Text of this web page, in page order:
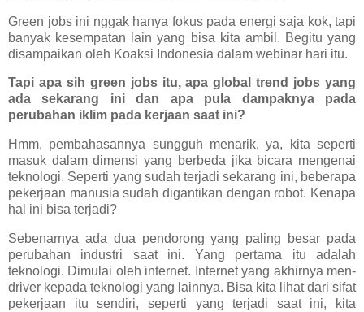
Green jobs ini nggak hanya fokus pada energi saja kok, tapi
banyak kesempatan lain yang bisa kita ambil. Begitu yang
disampaikan oleh Koaksi Indonesia dalam webinar hari itu.
Tapi apa sih green jobs itu, apa global trend jobs yang
ada sekarang ini dan apa pula dampaknya pada
perubahan iklim pada kerjaan saat ini?
Hmm, pembahasannya sungguh menarik, ya, kita seperti
masuk dalam dimensi yang berbeda jika bicara mengenai
teknologi. Seperti yang sudah terjadi sekarang ini, beberapa
pekerjaan manusia sudah digantikan dengan robot. Kenapa
hal ini bisa terjadi?
Sebenarnya ada dua pendorong yang paling besar pada
perubahan industri saat ini. Yang pertama itu adalah
teknologi. Dimulai oleh internet. Internet yang akhirnya men-
driver kepada teknologi yang lainnya. Bisa kita lihat dari sifat
pekerjaan itu sendiri, seperti yang terjadi saat ini, kita